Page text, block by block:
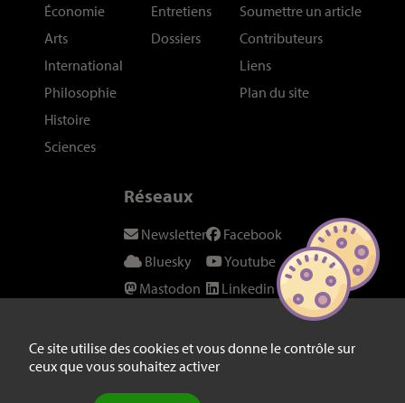
Ce site utilise des cookies et vous donne le contrôle sur
ceux que vous souhaitez activer
Économie
Arts
International
Philosophie
Histoire
Sciences
Entretiens
Dossiers
Soumettre un article
Contributeurs
Liens
Plan du site
Réseaux
Newsletter
Bluesky
Mastodon
Instagram
Twitter/X
Facebook
Youtube
Linkedin
Fil RSS